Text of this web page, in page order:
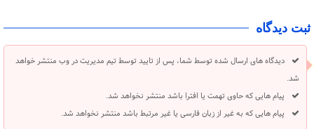
ثبت دیدگاه
دیدگاه های ارسال شده توسط شما، پس از تایید توسط تیم مدیریت در وب منتشر خواهد
شد.
پیام هایی که حاوی تهمت یا افترا باشد منتشر نخواهد شد.
پیام هایی که به غیر از زبان فارسی یا غیر مرتبط باشد منتشر نخواهد شد.